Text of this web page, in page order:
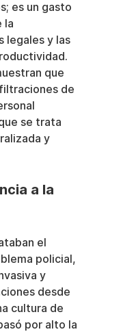
es un gasto
la
legales y las
que
de
se trata
y
a la
el
policial,
y
desde
cultura de
por alto la